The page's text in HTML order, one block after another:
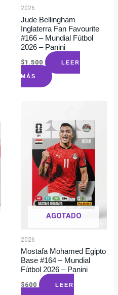
2026
Jude Bellingham
Inglaterra Fan Favourite
#166 – Mundial Fútbol
2026 – Panini
$1.500 LEER
MÁS
AGOTADO
2026
Mostafa Mohamed Egipto
Base #164 – Mundial
Fútbol 2026 – Panini
$600 LEER